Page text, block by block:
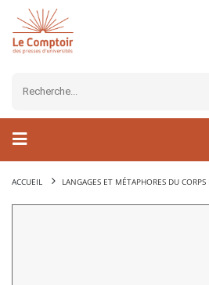
ACCUEIL LANGAGES ET MÉTAPHORES DU